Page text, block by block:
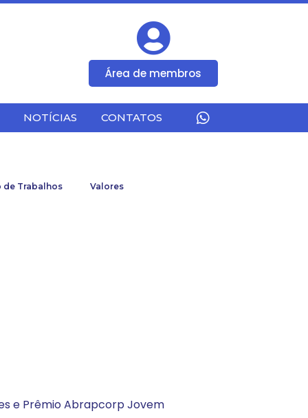
Área de membros
NOTÍCIAS CONTATOS
de Trabalhos Valores
e Prêmio Abrapcorp Jovem